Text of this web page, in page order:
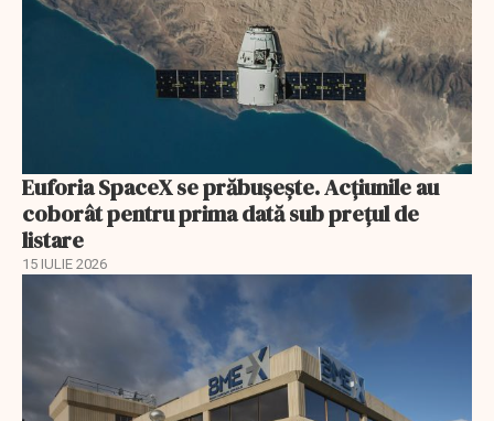
Euforia SpaceX se prăbușește. Acțiunile au
coborât pentru prima dată sub prețul de
listare
15 IULIE 2026